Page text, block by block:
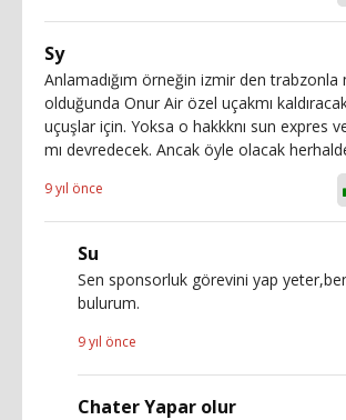
Sy
Anlamadığım örneğin izmir den trabzonla
olduğunda Onur Air özel uçakmı
uçuşlar için. Yoksa o hakkknı sun expres
mı devredecek. Ancak öyle olacak
9 yıl önce
Su
Sen sponsorluk görevini yap
bulurum.
9 yıl önce
Chater Yapar olur